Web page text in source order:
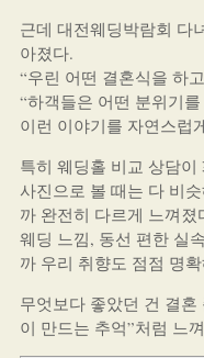
근데 대전웨딩박람회 다
아졌다.
“우린 어떤 결혼식을 하
“하객들은 어떤 분위기를
이런 이야기를 자연스럽
특히 웨딩홀 비교 상담이
사진으로 볼 때는 다 비
까 완전히 다르게 느껴
웨딩 느낌, 동선 편한 실
까 우리 취향도 점점 명
무엇보다 좋았던 건 결혼
이 만드는 추억”처럼 느